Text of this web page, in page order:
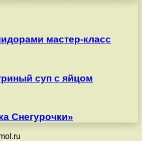
мастер-класс
суп с яйцом
Снегурочки»